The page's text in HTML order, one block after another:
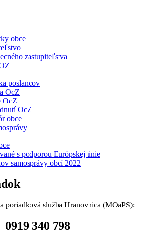
obce
zastupiteľstva
poslancov
OcZ
OcZ
OcZ
obce
s podporou Európskej únie
samosprávy obcí 2022
poriadková služba Hranovnica (MOaPS):
0919 340 798